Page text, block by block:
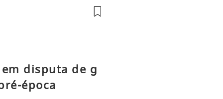
a comprar os novos C
disputa de g
época